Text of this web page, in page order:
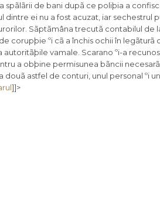
spãlãrii de bani dupã ce poliþia a
ei nu a fost acuzat, iar sechestrul
Sãptãmâna trecutã contabilul de
corupþie ºi cã a închis ochii în legãturã
vamale. Scarano ºi-a
a obþine permisunea bãncii
astfel de conturi, unul personal ºi
]]>